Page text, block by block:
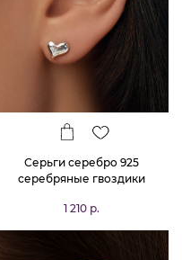
Серьги серебро 925
серебряные гвоздики
1 210 р.